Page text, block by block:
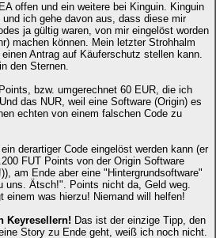
offen und ein weitere bei Kinguin. Kinguin
ich gehe davon aus, dass diese mir
ja gültig waren, von mir eingelöst worden
machen können. Mein letzter Strohhalm
Antrag auf Käuferschutz stellen kann.
den Sternen.
bzw. umgerechnet 60 EUR, die ich
das NUR, weil eine Software (Origin) es
echten von einem falschen Code zu
derartiger Code eingelöst werden kann (er
FUT Points von der Origin Software
am Ende aber eine "Hintergrundsoftware"
uns. Ätsch!". Points nicht da, Geld weg.
einem was hierzu! Niemand will helfen!
Keyresellern! Das ist der einzige Tipp, den
Story zu Ende geht, weiß ich noch nicht.